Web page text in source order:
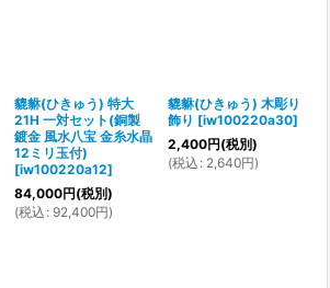
貔貅(ひきゅう) 特大
21H 一対セット(銅製
鍍金 風水八宝 金糸水晶
12ミリ玉付)
[iw100220a12]
84,000円(税別)
(税込 : 92,400円)
貔貅(ひきゅう) 木彫り
飾り [iw100220a30]
2,400円(税別)
(税込 : 2,640円)